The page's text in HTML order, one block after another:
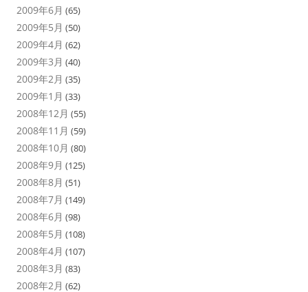
2009年6月 (65)
2009年5月 (50)
2009年4月 (62)
2009年3月 (40)
2009年2月 (35)
2009年1月 (33)
2008年12月 (55)
2008年11月 (59)
2008年10月 (80)
2008年9月 (125)
2008年8月 (51)
2008年7月 (149)
2008年6月 (98)
2008年5月 (108)
2008年4月 (107)
2008年3月 (83)
2008年2月 (62)